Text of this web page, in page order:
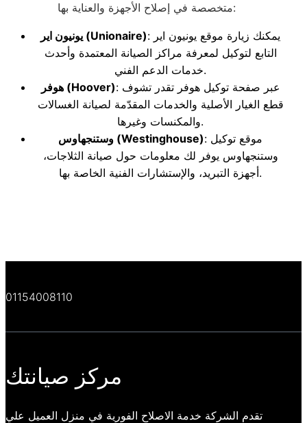
متخصصة في إصلاح الأجهزة والعناية بها:
(Unionaire): يمكنك زيارة موقع يونيون اير
التابع لتوكيل لمعرفة مراكز الصيانة المعتمدة وأحدث
خدمات الدعم الفني.
هوفر (Hoover): عبر صفحة توكيل هوفر تقدر تشوف
قطع الغيار الأصلية والخدمات المقدّمة لصيانة الغسالات
والمكنسات وغيرها.
(Westinghouse): موقع توكيل
وستنجهاوس يوفر لك معلومات حول صيانة الثلاجات،
أجهزة التبريد، والإستشارات الفنية الخاصة بها.
01154008110
مركز صيانتك
تقدم الشركة خدمة الاصلاح الفورية في منزل العميل علي